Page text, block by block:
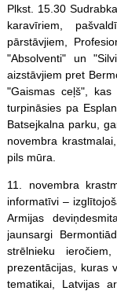
Plkst. 15.30
karavīriem,
pārstāvjiem,
"Absolventi" un
aizstāvjiem pret
"Gaismas ceļš",
turpināsies pa
Batsejkalna parku,
novembra
pils mūra.
11. novembra
informatīvi –
Armijas
jaunsargi
strēlnieku
prezentācijas, kuras
tematikai, Latvijas